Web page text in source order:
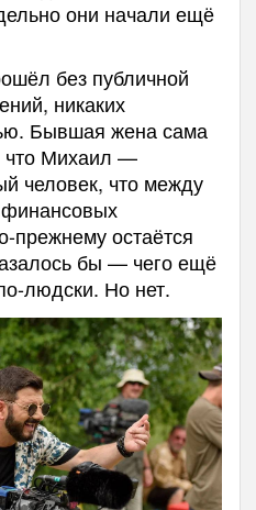
они начали ещё
без публичной
никаких
Бывшая жена сама
что Михаил —
человек, что между
прежнему остаётся
бы — чего ещё
людски. Но нет.